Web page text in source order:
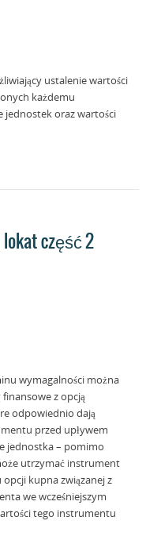
ustalenie wartości
każdemu
jednostek oraz wartości
część 2
wymagalności można
z opcją
odpowiednio dają
przed upływem
jednostka – pomimo
utrzymać instrument
kupna związanej z
we wcześniejszym
tego instrumentu